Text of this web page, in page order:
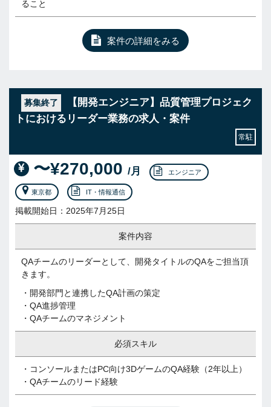
ること
案件の詳細をみる
募集終了
【開発エンジニア】品質管理プロジェク
トにおけるリーダー業務の求人・案件
常駐
〜¥270,000 /月 エンジニア
東京都 IT・情報通信
掲載開始日：2025年7月25日
案件内容
QAチームのリーダーとして、開発タイトルのQAをご担当頂
きます。
・開発部門と連携したQA計画の策定
・QA進捗管理
・QAチームのマネジメント
必須スキル
・コンソールまたはPC向け3DゲームのQA経験（2年以上）
・QAチームのリード経験